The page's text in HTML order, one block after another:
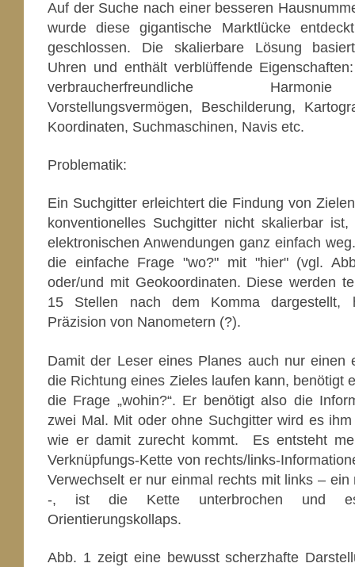
Auf der Suche nach einer besseren
wurde diese gigantische Marktlücke
geschlossen. Die skalierbare Lösung
Uhren und enthält verblüffende
verbraucherfreundliche
Vorstellungsvermögen, Beschilderung,
Koordinaten, Suchmaschinen, Navis etc.
Problematik:
Ein Suchgitter erleichtert die Findung von
konventionelles Suchgitter nicht skalierbar
elektronischen Anwendungen ganz einfach
die einfache Frage "wo?" mit "hier" (vgl.
oder/und mit Geokoordinaten. Diese werden
15 Stellen nach dem Komma dargestellt,
Präzision von Nanometern (?).
Damit der Leser eines Planes auch nur einen
die Richtung eines Zieles laufen kann, benötigt
die Frage „wohin?“. Er benötigt also die
zwei Mal. Mit oder ohne Suchgitter wird es
wie er damit zurecht kommt. Es entsteht
Verknüpfungs-Kette von rechts/links-
Verwechselt er nur einmal rechts mit links – ein
-, ist die Kette unterbrochen und
Orientierungskollaps.
Abb. 1 zeigt eine bewusst scherzhafte